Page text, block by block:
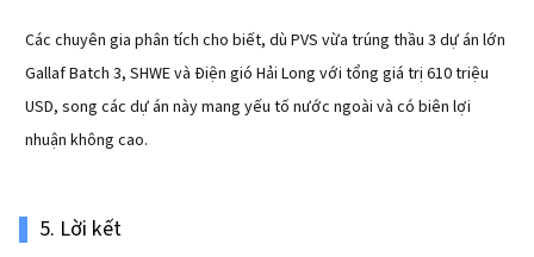
Các chuyên gia phân tích cho biết, dù PVS vừa trúng thầu 3 dự án lớn
Gallaf Batch 3, SHWE và Điện gió Hải Long với tổng giá trị 610 triệu
USD, song các dự án này mang yếu tố nước ngoài và có biên lợi
nhuận không cao.
5. Lời kết